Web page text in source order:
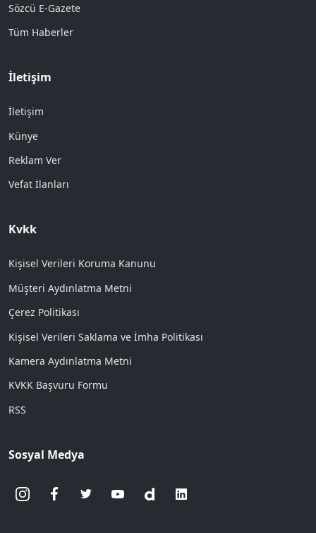
Sözcü E-Gazete
Tüm Haberler
İletişim
İletişim
Künye
Reklam Ver
Vefat İlanları
Kvkk
Kişisel Verileri Koruma Kanunu
Müşteri Aydınlatma Metni
Çerez Politikası
Kişisel Verileri Saklama ve İmha Politikası
Kamera Aydınlatma Metni
KVKK Başvuru Formu
RSS
Sosyal Medya